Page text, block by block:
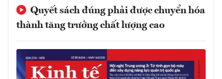
Quyết sách đúng phải được chuyển hóa
thành tăng trưởng chất lượng cao